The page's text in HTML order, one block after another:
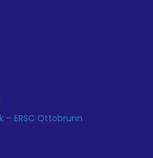
– ERSC Ottobrunn